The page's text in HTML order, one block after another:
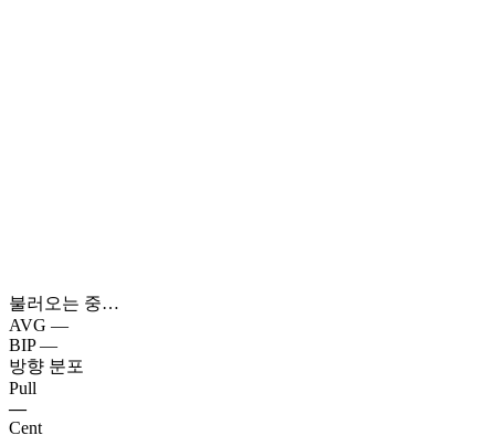
불러오는 중…
AVG —
BIP —
방향 분포
Pull
—
Cent